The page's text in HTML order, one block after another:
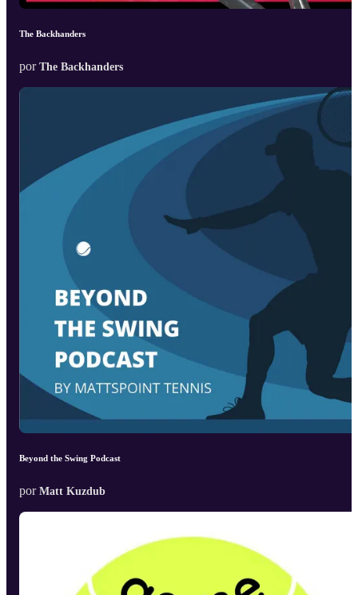
The Backhanders
por The Backhanders
Beyond the Swing Podcast
por Matt Kuzdub